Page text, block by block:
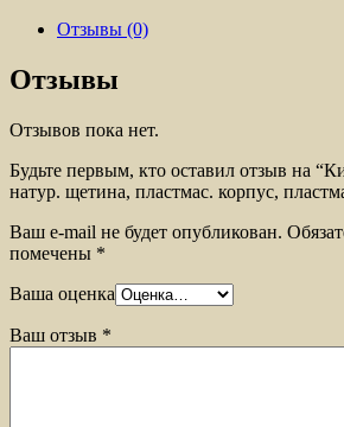
Отзывы (0)
Отзывы
Отзывов пока нет.
Будьте первым, кто оставил отзыв на
натур. щетина, пластмас. корпус,
Ваш e-mail не будет опубликован.
помечены *
Ваша оценка
Ваш отзыв *